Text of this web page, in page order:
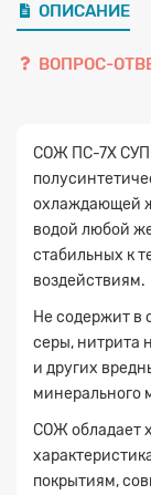
ОПИСАНИЕ
ВОПРОС-
СОЖ ПС-7Х
охлаждающей
водой любой
стабильных к
воздействиям.
Не содержит в
серы, нитрита
и других
минерального
СОЖ обладает
покрытиям,